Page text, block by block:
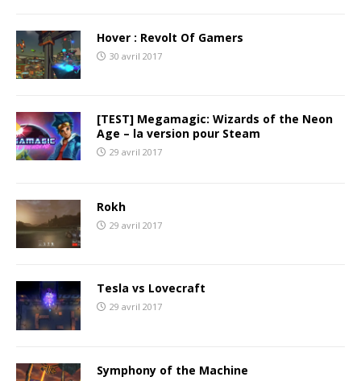
Hover : Revolt Of Gamers
30 avril 2017
[TEST] Megamagic: Wizards of the Neon
Age – la version pour Steam
29 avril 2017
Rokh
29 avril 2017
Tesla vs Lovecraft
29 avril 2017
Symphony of the Machine